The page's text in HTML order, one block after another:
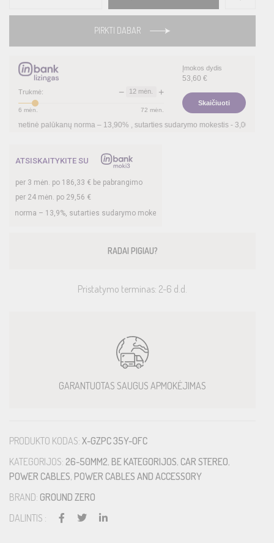
PIRKTI DABAR
Trukmė: − 12 mėn. +
6 mėn. 72 mėn.
Įmokos dydis
53,60 €
Skaičiuoti
norma – 13,90%, sutarties sudarymo mokestis -3,00%, mėnesio sutarties
ATSISKAITYKITE SU
per 3 mėn. po 186,33 € be pabrangimo
per 24 mėn. po 29,56 €
%, sutarties sudarymo mokestis -3%, mėnesio sutarties mokestis –
RADAI PIGIAU?
Pristatymo terminas: 2-6 d.d.
GARANTUOTAS SAUGUS APMOKĖJIMAS
PRODUKTO KODAS: X-GZPC 35Y-OFC
KATEGORIJOS: 26-50MM2, BE KATEGORIJOS, CAR STEREO,
POWER CABLES, POWER CABLES AND ACCESSORY
BRAND: GROUND ZERO
DALINTIS :